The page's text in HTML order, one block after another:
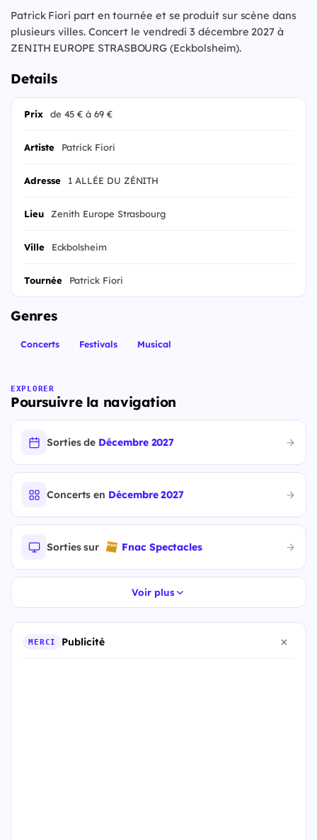
Patrick Fiori part en tournée et se produit sur scène dans
plusieurs villes. Concert le vendredi 3 décembre 2027 à
ZENITH EUROPE STRASBOURG (Eckbolsheim).
Details
Prix de 45 € à 69 €
Artiste Patrick Fiori
Adresse 1 ALLÉE DU ZÉNITH
Lieu Zenith Europe Strasbourg
Ville Eckbolsheim
Tournée Patrick Fiori
Genres
Concerts Festivals Musical
EXPLORER
Poursuivre la navigation
Sorties de Décembre 2027
Concerts en Décembre 2027
Sorties sur Fnac Spectacles
Voir plus
MERCI Publicité